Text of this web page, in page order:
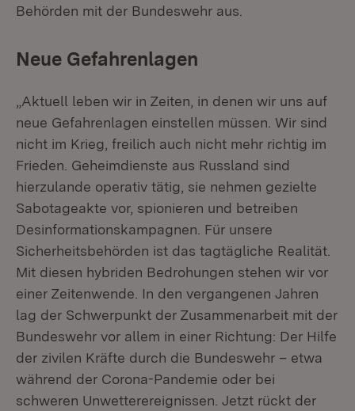
Behörden mit der Bundeswehr aus.
Neue Gefahrenlagen
„Aktuell leben wir in Zeiten, in denen wir uns auf
neue Gefahrenlagen einstellen müssen. Wir sind
nicht im Krieg, freilich auch nicht mehr richtig im
Frieden. Geheimdienste aus Russland sind
hierzulande operativ tätig, sie nehmen gezielte
Sabotageakte vor, spionieren und betreiben
Desinformationskampagnen. Für unsere
Sicherheitsbehörden ist das tagtägliche Realität.
Mit diesen hybriden Bedrohungen stehen wir vor
einer Zeitenwende. In den vergangenen Jahren
lag der Schwerpunkt der Zusammenarbeit mit der
Bundeswehr vor allem in einer Richtung: Der Hilfe
der zivilen Kräfte durch die Bundeswehr – etwa
während der Corona-Pandemie oder bei
schweren Unwetterereignissen. Jetzt rückt der